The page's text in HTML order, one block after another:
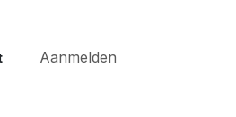
Aanmelden